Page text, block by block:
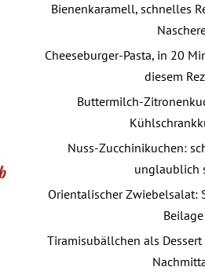
Bienenkaramell, schnelles
Cheeseburger-Pasta, in 20
diesem
Buttermilch-
Nuss-Zucchinikuchen:
unglaublich
Orientalischer Zwiebelsalat:
Beilage
Tiramisubällchen als